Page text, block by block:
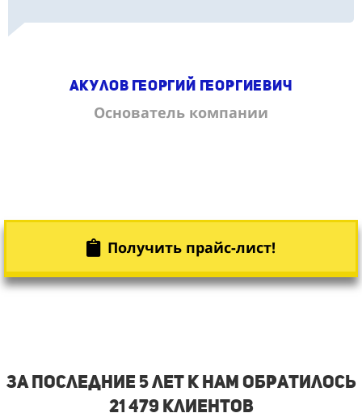
Акулов Георгий Георгиевич
Основатель компании
Получить прайс-лист!
за последние 5 лет к нам обратилось
21 479 клиентов